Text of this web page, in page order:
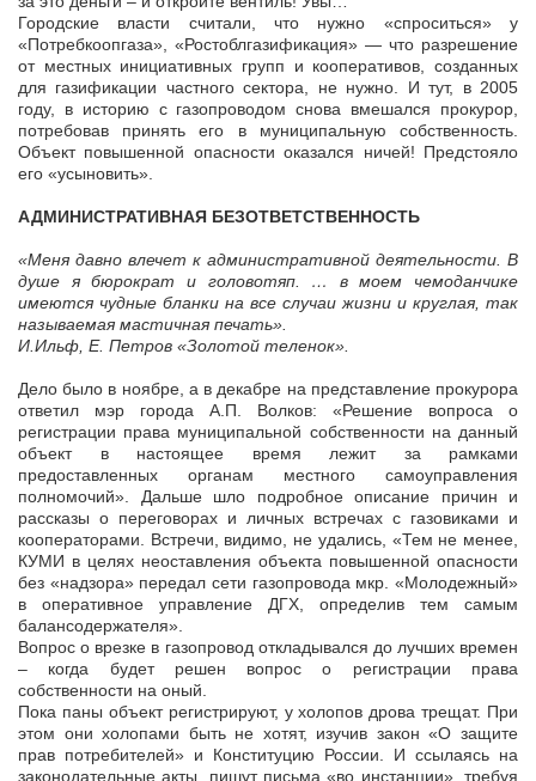
Городские власти считали, что нужно «спроситься» у
«Потребкоопгаза», «Ростоблгазификация» — что разрешение
от местных инициативных групп и кооперативов, созданных
для газификации частного сектора, не нужно. И тут, в 2005
году, в историю с газопроводом снова вмешался прокурор,
потребовав принять его в муниципальную собственность.
Объект повышенной опасности оказался ничей! Предстояло
его «усыновить».
АДМИНИСТРАТИВНАЯ БЕЗОТВЕТСТВЕННОСТЬ
«Меня давно влечет к административной деятельности. В
душе я бюрократ и головотяп. … в моем чемоданчике
имеются чудные бланки на все случаи жизни и круглая, так
называемая мастичная печать».
И.Ильф, Е. Петров «Золотой теленок».
Дело было в ноябре, а в декабре на представление прокурора
ответил мэр города А.П. Волков: «Решение вопроса о
регистрации права муниципальной собственности на данный
объект в настоящее время лежит за рамками
предоставленных органам местного самоуправления
полномочий». Дальше шло подробное описание причин и
рассказы о переговорах и личных встречах с газовиками и
кооператорами. Встречи, видимо, не удались, «Тем не менее,
КУМИ в целях неоставления объекта повышенной опасности
без «надзора» передал сети газопровода мкр. «Молодежный»
в оперативное управление ДГХ, определив тем самым
балансодержателя».
Вопрос о врезке в газопровод откладывался до лучших времен
– когда будет решен вопрос о регистрации права
собственности на оный.
Пока паны объект регистрируют, у холопов дрова трещат. При
этом они холопами быть не хотят, изучив закон «О защите
прав потребителей» и Конституцию России. И ссылаясь на
законодательные акты, пишут письма «во инстанции», требуя